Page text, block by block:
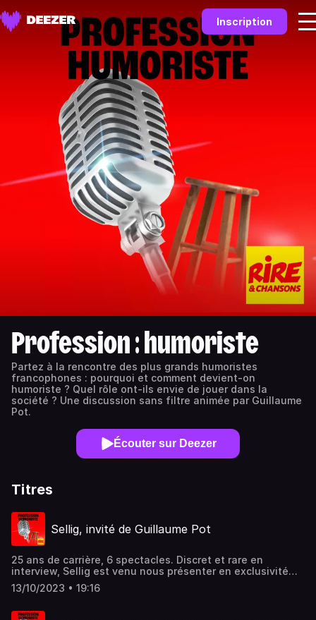
Inscription
Profession : humoriste
Partez à la rencontre des plus grands humoristes
francophones : pourquoi et comment devient-on
humoriste ? Quel rôle ont-ils envie de jouer dans la
société ? Une discussion sans filtre animée par Guillaume
Pot.
Écouter sur Deezer
Titres
Sellig, invité de Guillaume Pot
25 ans de carrière, 6 spectacles. Discret et rare en
interview, Sellig est venu nous présenter en exclusivité
l’épisode 6, son nouveau spectacle !
13/10/2023 • 19:16